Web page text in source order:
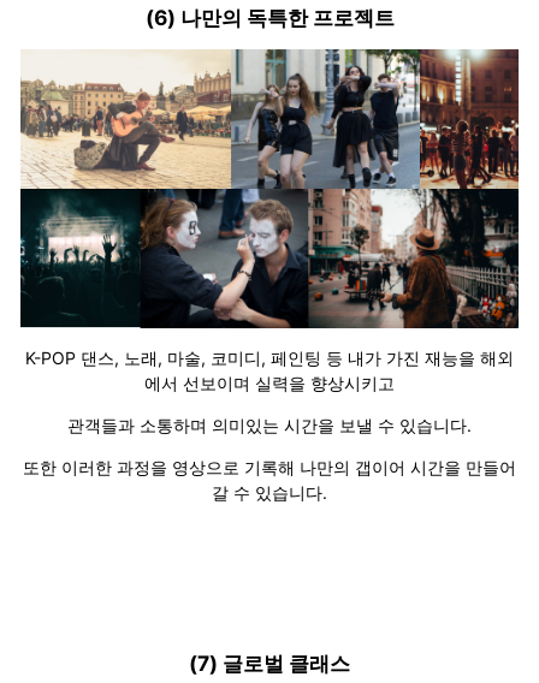
(6) 나만의 독특한 프로젝트
K-POP 댄스, 노래, 마술, 코미디, 페인팅 등 내가 가진 재능을 해외
에서 선보이며 실력을 향상시키고
관객들과 소통하며 의미있는 시간을 보낼 수 있습니다.
또한 이러한 과정을 영상으로 기록해 나만의 갭이어 시간을 만들어
갈 수 있습니다.
(7) 글로벌 클래스